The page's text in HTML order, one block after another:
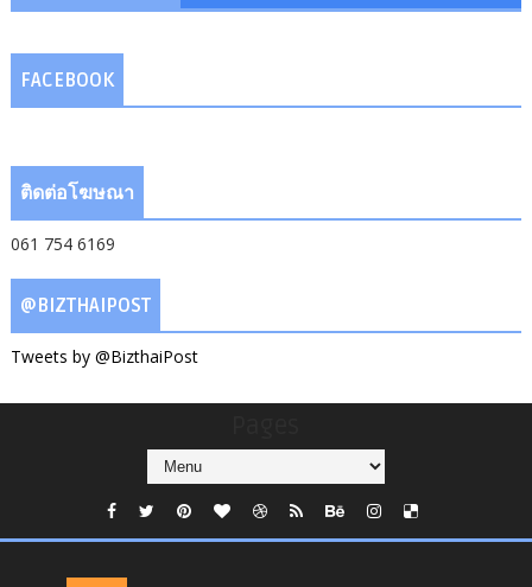
FACEBOOK
ติดต่อโฆษณา
061 754 6169
@BIZTHAIPOST
Tweets by @BizthaiPost